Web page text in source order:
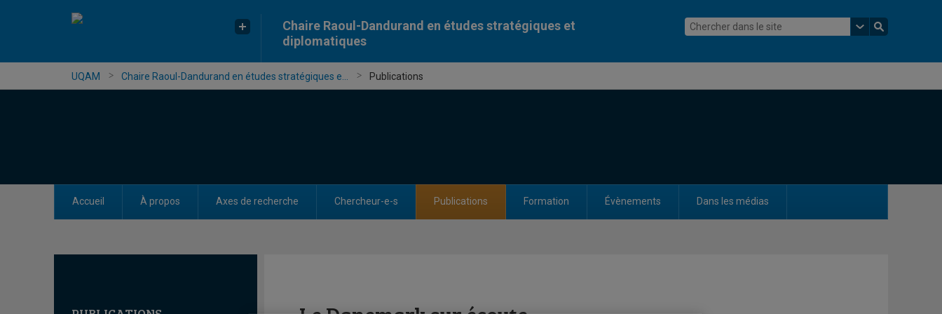
Chaire Raoul-Dandurand en études stratégiques et
diplomatiques
UQAM Chaire Raoul-Dandurand en études stratégiques e... Publications
Accueil À propos Axes de recherche Chercheur-e-s Publications Formation Évènements Dans les médias